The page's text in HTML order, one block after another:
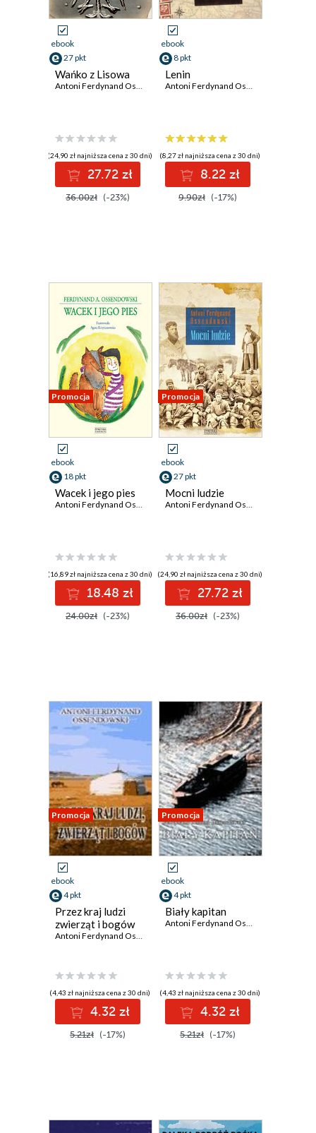
ebook
27 pkt
Wańko z Lisowa
Antoni Ferdynand Ossendowski
(24,90 zł najniższa cena z 30 dni)
27.72 zł
36.00zł (-23%)
ebook
8 pkt
Lenin
Antoni Ferdynand Ossendowski
(8,27 zł najniższa cena z 30 dni)
8.22 zł
9.90zł (-17%)
Promocja
ebook
18 pkt
Wacek i jego pies
Antoni Ferdynand Ossendowski
(16,89 zł najniższa cena z 30 dni)
18.48 zł
24.00zł (-23%)
Promocja
ebook
27 pkt
Mocni ludzie
Antoni Ferdynand Ossendowski
(24,90 zł najniższa cena z 30 dni)
27.72 zł
36.00zł (-23%)
Promocja
ebook
4 pkt
Przez kraj ludzi
zwierząt i bogów
Antoni Ferdynand Ossendowski
(4,43 zł najniższa cena z 30 dni)
4.32 zł
5.21zł (-17%)
Promocja
ebook
4 pkt
Biały kapitan
Antoni Ferdynand Ossendowski
(4,43 zł najniższa cena z 30 dni)
4.32 zł
5.21zł (-17%)